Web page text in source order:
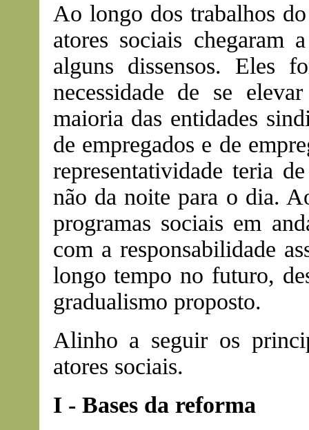
Ao longo dos trabalhos
atores sociais chegaram
alguns dissensos. Eles
necessidade de se
maioria das entidades
de empregados e de
representatividade teria
não da noite para o dia.
programas sociais em
com a responsabilidade
longo tempo no futuro,
gradualismo proposto.
Alinho a seguir os
atores sociais.
I - Bases da reforma